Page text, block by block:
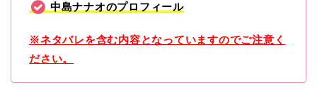
中島ナナオのプロフィール
※ネタバレを含む内容となっていますのでご注意く
ださい。